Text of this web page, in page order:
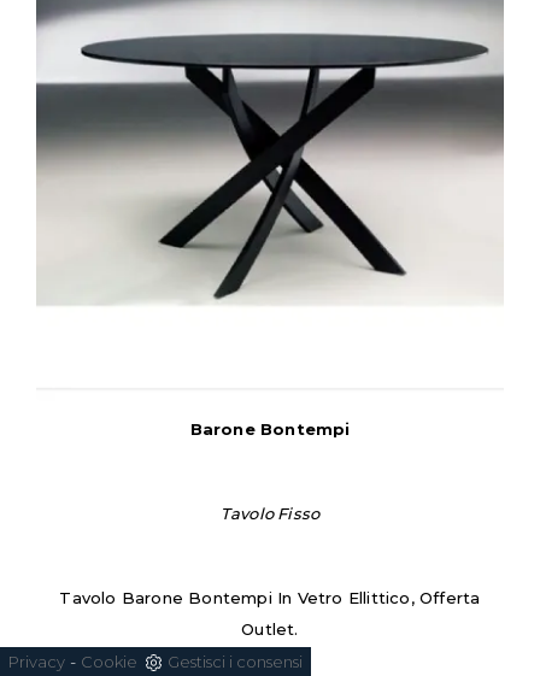
Privacy - Cookie Gestisci i consensi
Barone Bontempi
Tavolo Fisso
Tavolo Barone Bontempi In Vetro Ellittico, Offerta
Outlet.
€1.970